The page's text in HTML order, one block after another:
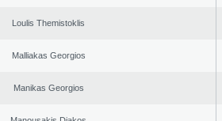
Loulis Themistoklis
Malliakas Georgios
Manikas Georgios